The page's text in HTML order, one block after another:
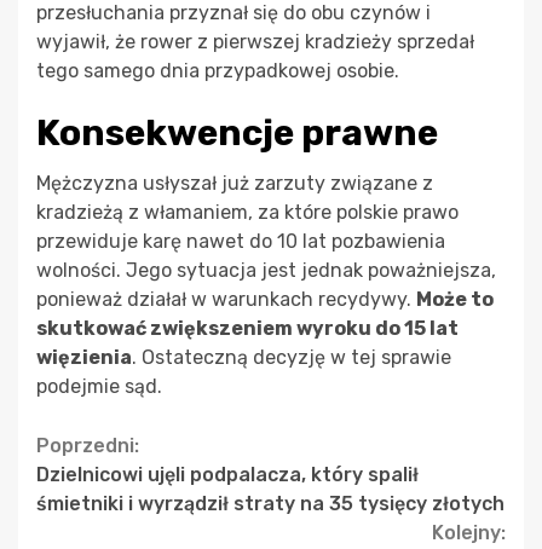
przesłuchania przyznał się do obu czynów i
wyjawił, że rower z pierwszej kradzieży sprzedał
tego samego dnia przypadkowej osobie.
Konsekwencje prawne
Mężczyzna usłyszał już zarzuty związane z
kradzieżą z włamaniem, za które polskie prawo
przewiduje karę nawet do 10 lat pozbawienia
wolności. Jego sytuacja jest jednak poważniejsza,
ponieważ działał w warunkach recydywy. Może to
skutkować zwiększeniem wyroku do 15 lat
więzienia. Ostateczną decyzję w tej sprawie
podejmie sąd.
Continue
Reading
Poprzedni:
Dzielnicowi ujęli podpalacza, który spalił
śmietniki i wyrządził straty na 35 tysięcy złotych
Kolejny: